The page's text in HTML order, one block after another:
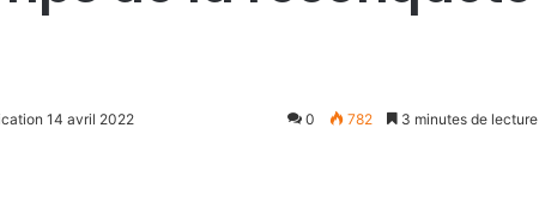
14 avril 2022 0 782 3 minutes de lecture